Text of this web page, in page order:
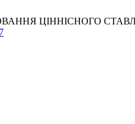
ЦІННІСНОГО